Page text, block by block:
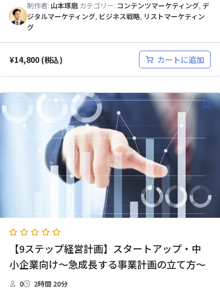
制作者: 山本琢磨カテゴリー: コンテンツマーケティング, デ
ジタルマーケティング, ビジネス戦略, リストマーケティン
グ
¥14,800 (税込) カートに追加
【9ステップ経営計画】スタートアップ・中
小企業向け～急成長する事業計画の立て方～
0 2時間 20分